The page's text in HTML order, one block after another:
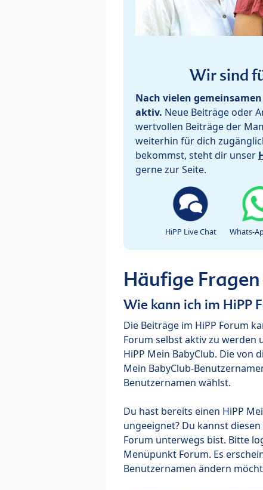
Wir sind
Nach vielen
aktiv. Neue Beiträge oder
wertvollen Beiträge der
weiterhin für dich
bekommst, steht dir unser
gerne zur Seite.
HiPP Live Chat Whats-
Häufige
Wie kann ich im HiPP
Die Beiträge im HiPP Forum
Forum selbst aktiv zu werden
HiPP Mein BabyClub. Die von
Mein BabyClub-
Benutzernamen wählst.
Du hast bereits einen HiPP
ungeeignet? Du kannst
Forum unterwegs bist. Bitte
Menüpunkt Forum. Es
Benutzernamen ändern